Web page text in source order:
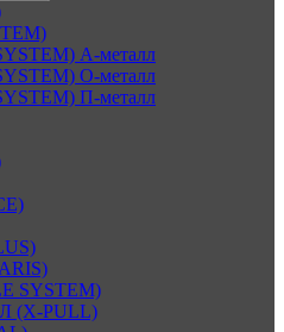
А-металл
О-металл
П-металл
SYSTEM)
(X-PULL)